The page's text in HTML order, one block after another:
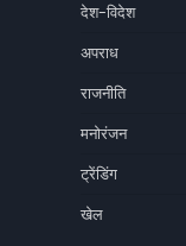
देश-विदेश
अपराध
राजनीति
मनोरंजन
ट्रेंडिंग
खेल